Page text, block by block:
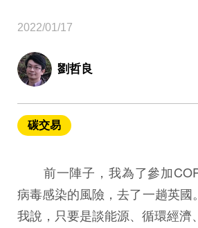
2022/01/17
劉哲良
碳交易
前一陣子，我為了參加
病毒感染的風險，去了一趟英國
我說，只要是談能源、循環經濟